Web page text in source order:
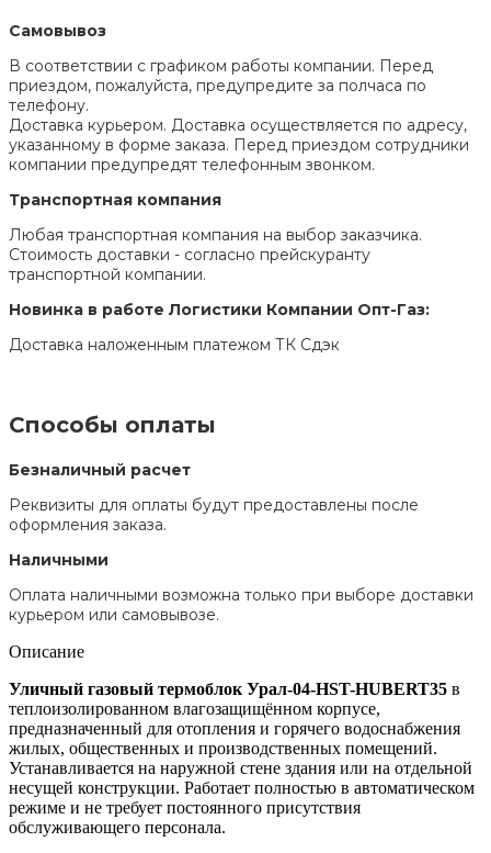
Самовывоз
В соответствии с графиком работы компании. Перед
приездом, пожалуйста, предупредите за полчаса по
телефону.
Доставка курьером. Доставка осуществляется по адресу,
указанному в форме заказа. Перед приездом сотрудники
компании предупредят телефонным звонком.
Транспортная компания
Любая транспортная компания на выбор заказчика.
Стоимость доставки - согласно прейскуранту
транспортной компании.
Новинка в работе Логистики Компании Опт-Газ:
Доставка наложенным платежом ТК Сдэк
Способы оплаты
Безналичный расчет
Реквизиты для оплаты будут предоставлены после
оформления заказа.
Наличными
Оплата наличными возможна только при выборе доставки
курьером или самовывозе.
Описание
Уличный газовый термоблок Урал-04-HST-HUBERT35 в
теплоизолированном влагозащищённом корпусе,
предназначенный для отопления и горячего водоснабжения
жилых, общественных и производственных помещений.
Устанавливается на наружной стене здания или на отдельной
несущей конструкции. Работает полностью в автоматическом
режиме и не требует постоянного присутствия
обслуживающего персонала.